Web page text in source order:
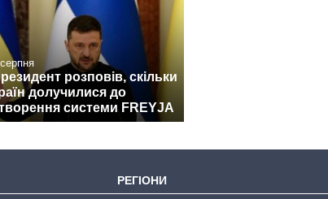
розповів, скільки
долучилися до
системи FREYJA
РЕГІОНИ